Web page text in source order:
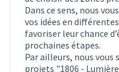
Dans ce sens, nous
vos idées en
favoriser leur chance
prochaines étapes.
Par ailleurs, nous vous
projets "1806 -